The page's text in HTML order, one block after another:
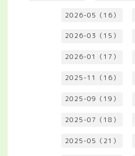
2026-05（16）
2026-03（15）
2026-01（17）
2025-11（16）
2025-09（19）
2025-07（18）
2025-05（21）